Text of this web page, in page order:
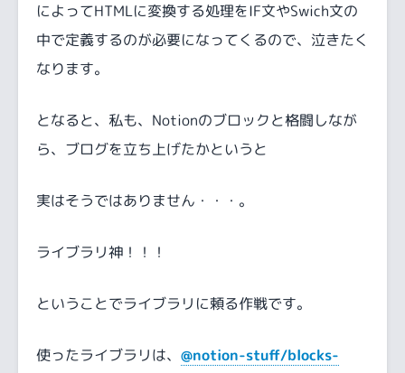
によってHTMLに変換する処理をIF文やSwich文の
中で定義するのが必要になってくるので、泣きたく
なります。
となると、私も、Notionのブロックと格闘しなが
ら、ブログを立ち上げたかというと
実はそうではありません・・・。
ライブラリ神！！！
ということでライブラリに頼る作戦です。
使ったライブラリは、 @notion-stuff/blocks-